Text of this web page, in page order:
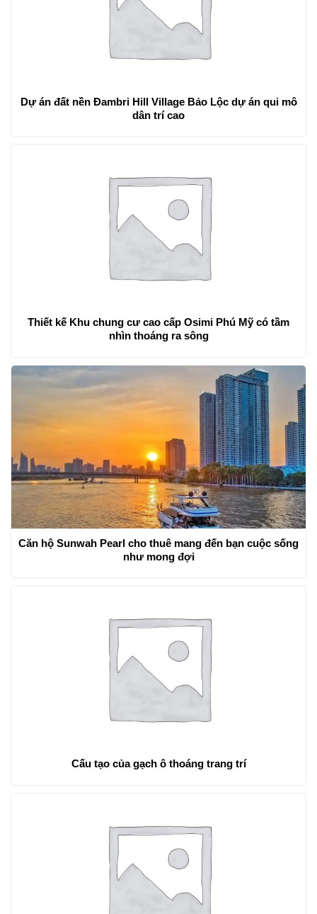
Dự án đất nền Đambri Hill Village Bảo Lộc dự án qui mô
dân trí cao
Thiết kế Khu chung cư cao cấp Osimi Phú Mỹ có tầm
nhìn thoáng ra sông
Căn hộ Sunwah Pearl cho thuê mang đến bạn cuộc sống
như mong đợi
Cấu tạo của gạch ô thoáng trang trí